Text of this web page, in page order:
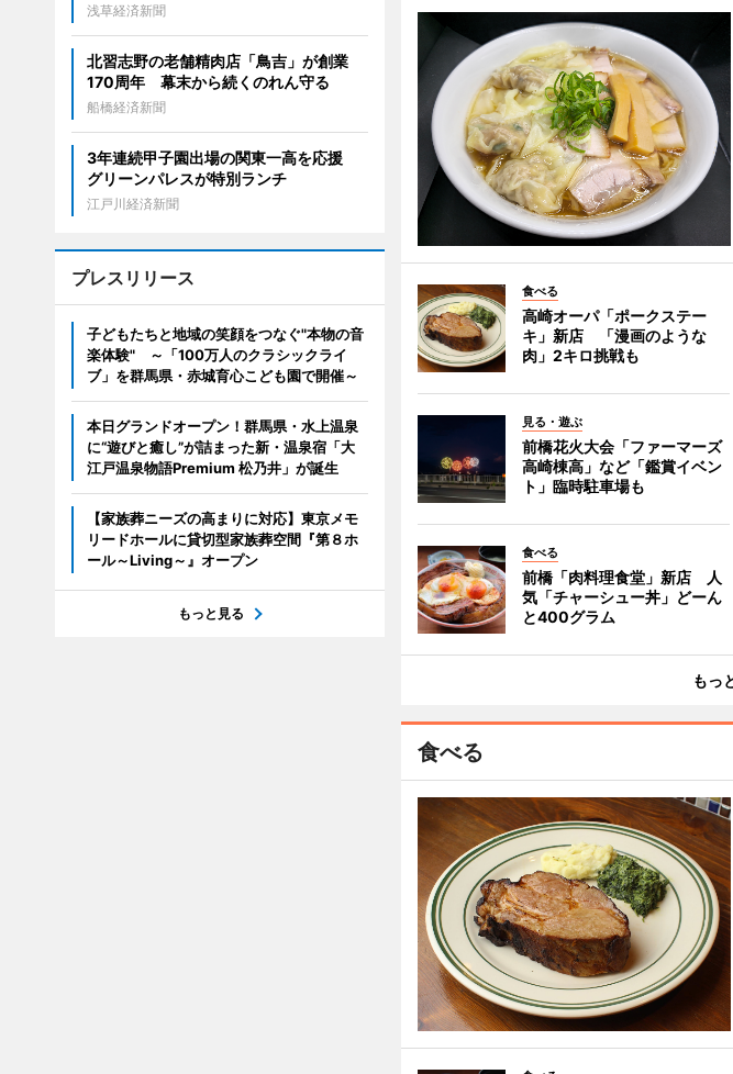
食べる
高崎オーパ「ポークステー
キ」新店 「漫画のような
肉」2キロ挑戦も
見る・遊ぶ
前橋花火大会「ファーマーズ
高崎棟高」など「鑑賞イベン
ト」臨時駐車場も
食べる
前橋「肉料理食堂」新店 人
気「チャーシュー丼」どーん
と400グラム
もっ
食べる
浅草経済新聞
北習志野の老舗精肉店「鳥吉」が創業
170周年 幕末から続くのれん守る
船橋経済新聞
3年連続甲子園出場の関東一高を応援
グリーンパレスが特別ランチ
江戸川経済新聞
プレスリリース
子どもたちと地域の笑顔をつなぐ"本物の音
楽体験" ～「100万人のクラシックライ
ブ」を群馬県・赤城育心こども園で開催～
本日グランドオープン！群馬県・水上温泉
に“遊びと癒し”が詰まった新・温泉宿「大
江戸温泉物語Premium 松乃井」が誕生
【家族葬ニーズの高まりに対応】東京メモ
リードホールに貸切型家族葬空間『第８ホ
ール～Living～』オープン
もっと見る